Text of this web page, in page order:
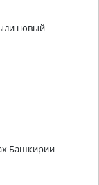
новый
Башкирии